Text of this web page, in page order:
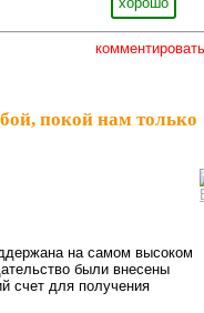
комментировать
покой нам только
на самом высоком
были внесены
счет для получения